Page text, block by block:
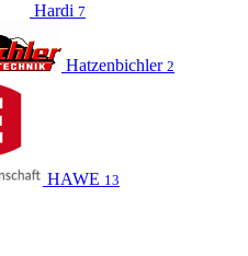
Hardi 7
Hatzenbichler 2
HAWE 13